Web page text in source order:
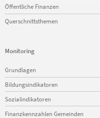
Öffentliche Finanzen
Querschnittsthemen
Monitoring
Navigation
überspringen
Grundlagen
Bildungsindikatoren
Sozialindikatoren
Finanzkennzahlen Gemeinden